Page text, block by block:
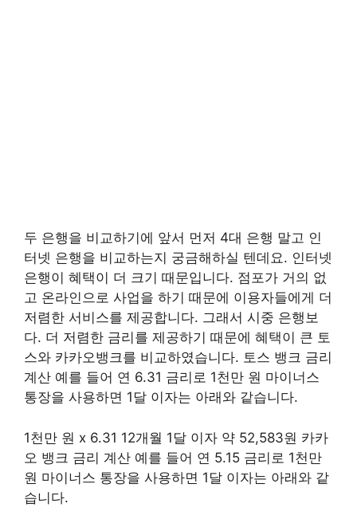
두 은행을 비교하기에 앞서 먼저 4대 은행 말고 인
터넷 은행을 비교하는지 궁금해하실 텐데요. 인터넷
은행이 혜택이 더 크기 때문입니다. 점포가 거의 없
고 온라인으로 사업을 하기 때문에 이용자들에게 더
저렴한 서비스를 제공합니다. 그래서 시중 은행보
다. 더 저렴한 금리를 제공하기 때문에 혜택이 큰 토
스와 카카오뱅크를 비교하였습니다. 토스 뱅크 금리
계산 예를 들어 연 6.31 금리로 1천만 원 마이너스
통장을 사용하면 1달 이자는 아래와 같습니다.
1천만 원 x 6.31 12개월 1달 이자 약 52,583원 카카
오 뱅크 금리 계산 예를 들어 연 5.15 금리로 1천만
원 마이너스 통장을 사용하면 1달 이자는 아래와 같
습니다.